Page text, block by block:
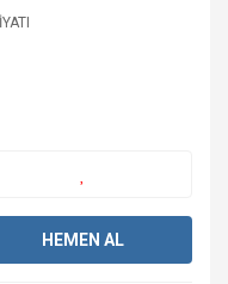
HEMEN AL